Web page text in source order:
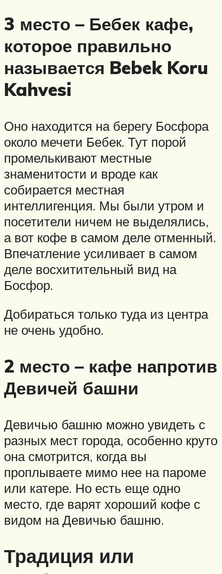
3 место – Бебек кафе,
которое правильно
называется Bebek Koru
Kahvesi
Оно находится на берегу Босфора
около мечети Бебек. Тут порой
промелькивают местные
знаменитости и вроде как
собирается местная
интеллигенция. Мы были утром и
посетители ничем не выделялись,
а вот кофе в самом деле отменный.
Впечатление усиливает в самом
деле восхитительный вид на
Босфор.
Добираться только туда из центра
не очень удобно.
2 место – кафе напротив
Девичей башни
Девичью башню можно увидеть с
разных мест города, особенно круто
она смотрится, когда вы
проплываете мимо нее на пароме
или катере. Но есть еще одно
место, где варят хороший кофе с
видом на Девичью башню.
Традиция или